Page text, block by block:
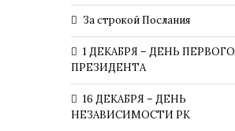
За строкой Послания
1 ДЕКАБРЯ – ДЕНЬ ПЕРВОГО
ПРЕЗИДЕНТА
16 ДЕКАБРЯ – ДЕНЬ
НЕЗАВИСИМОСТИ РК